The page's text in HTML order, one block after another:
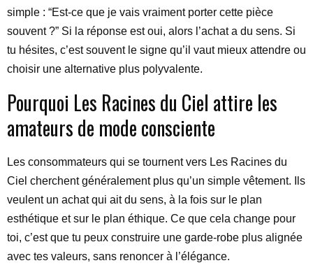
simple : “Est-ce que je vais vraiment porter cette pièce
souvent ?” Si la réponse est oui, alors l’achat a du sens. Si
tu hésites, c’est souvent le signe qu’il vaut mieux attendre ou
choisir une alternative plus polyvalente.
Pourquoi Les Racines du Ciel attire les
amateurs de mode consciente
Les consommateurs qui se tournent vers Les Racines du
Ciel cherchent généralement plus qu’un simple vêtement. Ils
veulent un achat qui ait du sens, à la fois sur le plan
esthétique et sur le plan éthique. Ce que cela change pour
toi, c’est que tu peux construire une garde-robe plus alignée
avec tes valeurs, sans renoncer à l’élégance.